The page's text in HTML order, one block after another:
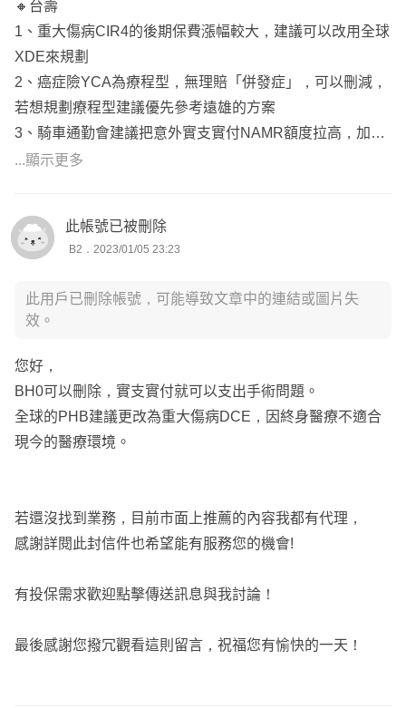
🔸台壽
1、重大傷病CIR4的後期保費漲幅較大，建議可以改用全球
XDE來規劃
2、癌症險YCA為療程型，無理賠「併發症」，可以刪減，
若想規劃療程型建議優先參考遠雄的方案
3、騎車通勤會建議把意外實支實付NAMR額度拉高，加強
意外險的保障
1、癌症險XCC為照護金，須每年確認治療狀況，康復則停
止理賠，因應現在治療癌症會使用標靶藥物、新式療法等，
規劃高額一次金為主
預算改到全球來規劃
🔸失能險
目前宏泰主約是針對意外失能，因前陣子的事件
🎯初步搭配方案給您參考:https://finfo.tw/assortments/3e3a4
👉🏻詳細內容再依照需求與預算來調整
...顯示更多
此帳號已被刪除
B2．2023/01/05 23:23
此用戶已刪除帳號，可能導致文章中的連結或圖片失
效。
您好，
BH0可以刪除，實支實付就可以支出手術問題。
全球的PHB建議更改為重大傷病DCE，因終身醫療不適合
現今的醫療環境。
若還沒找到業務，目前市面上推薦的內容我都有代理，
感謝詳閱此封信件也希望能有服務您的機會!
有投保需求歡迎點擊傳送訊息與我討論！
最後感謝您撥冗觀看這則留言，祝福您有愉快的一天！